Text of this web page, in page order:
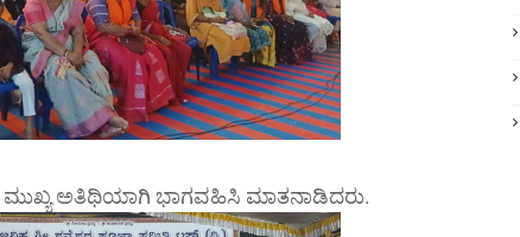
ಅತಿಥಿಯಾಗಿ ಭಾಗವಹಿಸಿ ಮಾತನಾಡಿದರು.